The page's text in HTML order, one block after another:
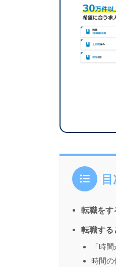
転職をす
転職する
「時
時間